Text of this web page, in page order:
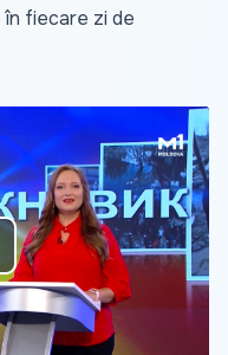
în fiecare zi de